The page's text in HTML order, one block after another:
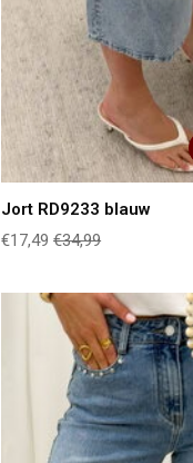
Jort RD9233 blauw
€17,49 €34,99